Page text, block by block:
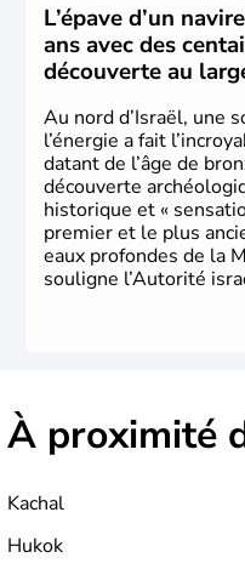
L’épave d’un
ans avec des
découverte au
Au nord d’Israël, une
l’énergie a fait
datant de l’âge de
découverte
historique et «
premier et le plus
eaux profondes de la
souligne l’Autorité
À proximité
Kachal
Hukok